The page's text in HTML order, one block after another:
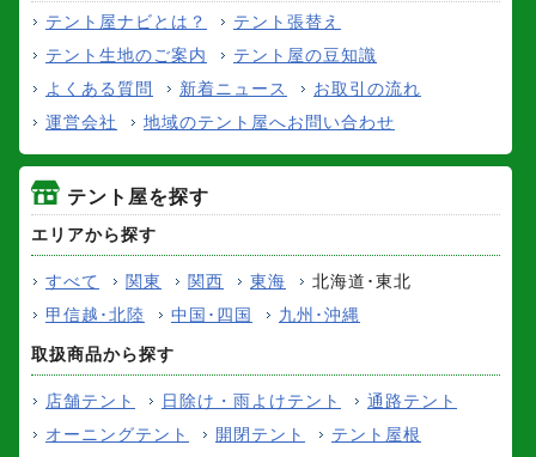
テント屋ナビとは？
テント張替え
テント生地のご案内
テント屋の豆知識
よくある質問
新着ニュース
お取引の流れ
運営会社
地域のテント屋へお問い合わせ
テント屋を探す
エリアから探す
すべて 関東 関西 東海
北海道･東北
甲信越･北陸
中国･四国 九州･沖縄
取扱商品から探す
店舗テント 日除け・雨よけテント
通路テント
オーニングテント
開閉テント
テント屋根